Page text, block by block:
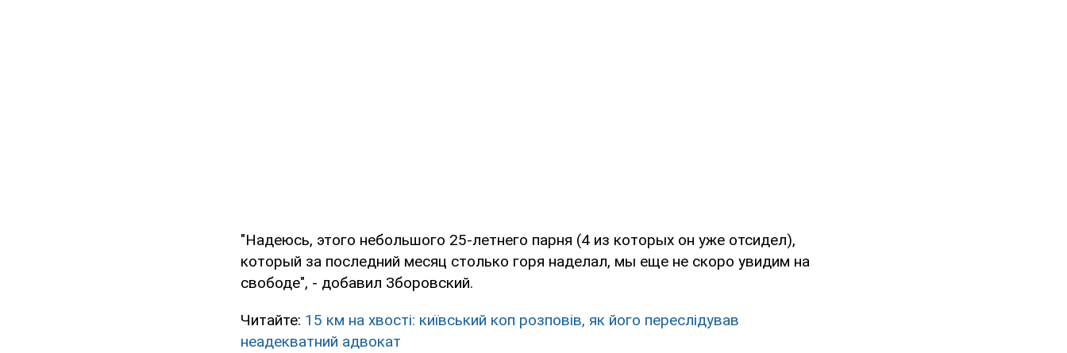
"Надеюсь, этого небольшого 25-летнего парня (4 из которых он уже отсидел),
который за последний месяц столько горя наделал, мы еще не скоро увидим на
свободе", - добавил Зборовский.
Читайте: 15 км на хвості: київський коп розповів, як його переслідував
неадекватний адвокат